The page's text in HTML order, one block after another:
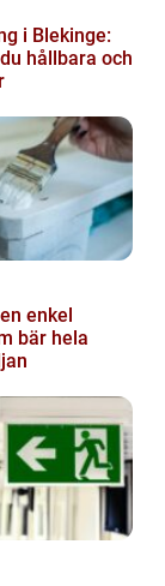
i Blekinge:
hållbara och
bär hela